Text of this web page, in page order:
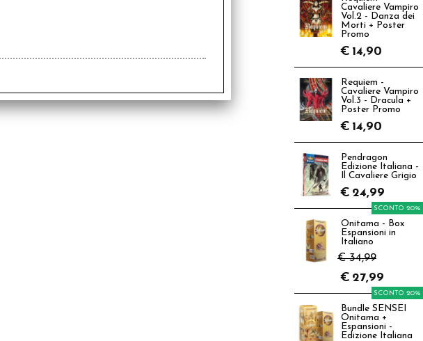
Cavaliere Vampiro
Vol.2 - Danza dei
Morti + Poster
Promo
€ 14,90
Requiem -
Cavaliere Vampiro
Vol.3 - Dracula +
Poster Promo
€ 14,90
Pendragon
Edizione Italiana -
Il Cavaliere Grigio
€ 24,99
Onitama - Box
Espansioni in
Italiano
€ 34,99
SCONTO 20%
€ 27,99
Bundle SENSEI
Onitama +
Espansioni -
Edizione Italiana
SCONTO 20%